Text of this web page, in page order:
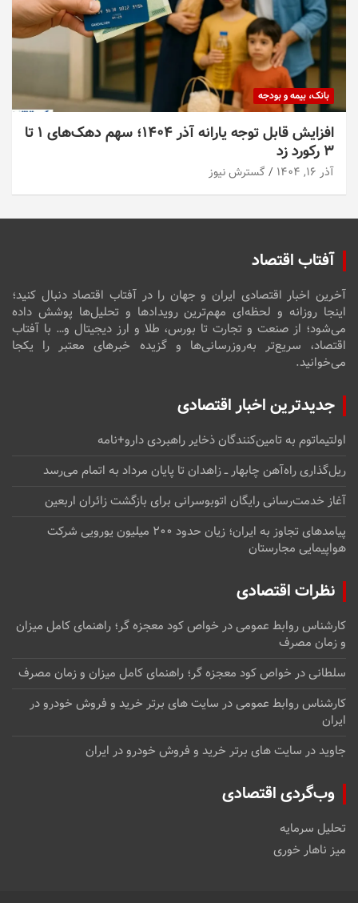
بانک، بیمه و بودجه
افزایش قابل توجه یارانه آذر ۱۴۰۴؛ سهم دهک‌های ۱ تا
۳ رکورد زد
آذر ۱۶, ۱۴۰۴ گسترش نیوز
آفتاب اقتصاد
آخرین اخبار اقتصادی ایران و جهان را در آفتاب اقتصاد دنبال کنید؛
اینجا روزانه و لحظه‌ای مهم‌ترین رویدادها و تحلیل‌ها پوشش داده
می‌شود؛ از صنعت و تجارت تا بورس، طلا و ارز دیجیتال و… با آفتاب
اقتصاد، سریع‌تر به‌روزرسانی‌ها و گزیده خبرهای معتبر را یکجا
می‌خوانید.
جدیدترین اخبار اقتصادی
اولتیماتوم به تامین‌کنندگان ذخایر راهبردی دارو+نامه
ریل‌گذاری راه‌آهن چابهار ــ زاهدان تا پایان مرداد به اتمام می‌رسد
آغاز خدمت‌رسانی رایگان اتوبوسرانی برای بازگشت زائران اربعین
پیامدهای تجاوز به ایران؛ زیان حدود ۲۰۰ میلیون یورویی شرکت
هواپیمایی مجارستان
نظرات اقتصادی
کارشناس روابط عمومیدرخواص کود معجزه گر؛ راهنمای کامل میزان
و زمان مصرف
سلطانیدرخواص کود معجزه گر؛ راهنمای کامل میزان و زمان مصرف
کارشناس روابط عمومیدرسایت های برتر خرید و فروش خودرو در
ایران
جاویددرسایت های برتر خرید و فروش خودرو در ایران
وب‌گردی اقتصادی
تحلیل سرمایه
میز ناهار خوری